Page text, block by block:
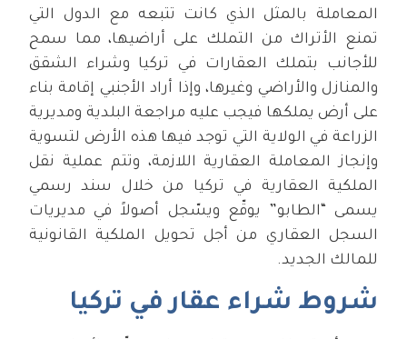
المعاملة بالمثل الذي كانت تتبعه مع الدول التي
تمنع الأتراك من التملك على أراضيها، مما سمح
للأجانب بتملك العقارات في تركيا وشراء الشقق
والمنازل والأراضي وغيرها، وإذا أراد الأجنبي إقامة بناء
على أرض يملكها فيجب عليه مراجعة البلدية ومديرية
الزراعة في الولاية التي توجد فيها هذه الأرض لتسوية
وإنجاز المعاملة العقارية اللازمة، وتتم عملية نقل
الملكية العقارية في تركيا من خلال سند رسمي
يسمى “الطابو” يوقّع ويسّجل أصولاً في مديريات
السجل العقاري من أجل تحويل الملكية القانونية
للمالك الجديد.
شروط شراء عقار في تركيا